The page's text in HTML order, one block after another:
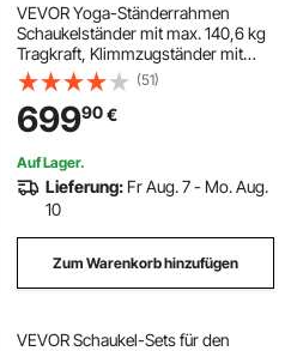
VEVOR Yoga-Ständerrahmen
Schaukelständer mit max. 140,6 kg
Tragkraft, Klimmzugständer mit
dreieckiger Struktur,
Luftseidenständer mit
höhenverstellbaren Beinen aus
Aluminiumrahmen, Aerial Yoga
(51)
69990€
Auf Lager.
Lieferung: Fr Aug. 7 - Mo. Aug.
10
Zum Warenkorb hinzufügen
VEVOR Schaukel-Sets für den